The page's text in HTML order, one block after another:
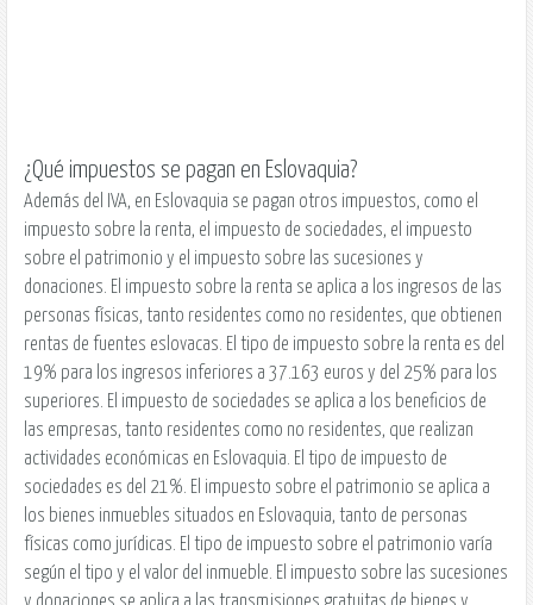
¿Qué impuestos se pagan en Eslovaquia?
Además del IVA, en Eslovaquia se pagan otros impuestos, como el
impuesto sobre la renta, el impuesto de sociedades, el impuesto
sobre el patrimonio y el impuesto sobre las sucesiones y
donaciones. El impuesto sobre la renta se aplica a los ingresos de las
personas físicas, tanto residentes como no residentes, que obtienen
rentas de fuentes eslovacas. El tipo de impuesto sobre la renta es del
19% para los ingresos inferiores a 37.163 euros y del 25% para los
superiores. El impuesto de sociedades se aplica a los beneficios de
las empresas, tanto residentes como no residentes, que realizan
actividades económicas en Eslovaquia. El tipo de impuesto de
sociedades es del 21%. El impuesto sobre el patrimonio se aplica a
los bienes inmuebles situados en Eslovaquia, tanto de personas
físicas como jurídicas. El tipo de impuesto sobre el patrimonio varía
según el tipo y el valor del inmueble. El impuesto sobre las sucesiones